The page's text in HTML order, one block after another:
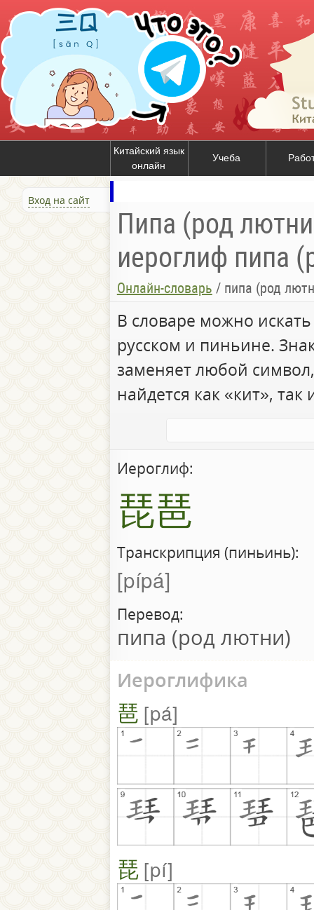
Китайский язык
онлайн
Учеба
Вход на сайт
Пипа (род
иероглиф пипа
Онлайн-словарь / пипа (род
В словаре можно
русском и пиньине.
заменяет любой
найдется как «кит», так
Иероглиф:
琵琶
Транскрипция (пиньинь):
pípá
Перевод:
пипа (род лютни)
Иероглифика
琶 pá
琵 pí